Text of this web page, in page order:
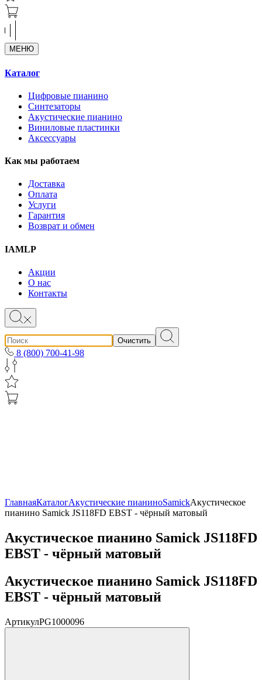
МЕНЮ
Каталог
Цифровые пианино
Синтезаторы
Акустические пианино
Виниловые пластинки
Аксессуары
Как мы работаем
Доставка
Оплата
Услуги
Гарантия
Возврат и обмен
IAMLP
Акции
О нас
Контакты
Очистить
8 (800) 700-41-98
ГлавнаяКаталогАкустические пианиноSamickАкустическое
пианино Samick JS118FD EBST - чёрный матовый
Акустическое пианино Samick JS118FD
EBST - чёрный матовый
Акустическое пианино Samick JS118FD
EBST - чёрный матовый
АртикулPG1000096